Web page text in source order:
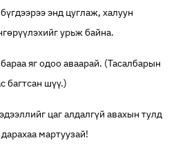
энд цуглаж, халуун
урьж байна.
яг одоо аваарай. (Тасалбарын
багтсан шүү.)
цаг алдалгүй авахын тулд
мартуузай!